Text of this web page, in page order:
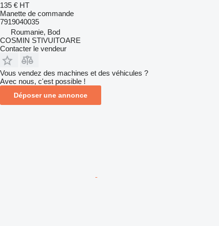
135 € HT
Manette de commande
7919040035
Roumanie, Bod
COSMIN STIVUITOARE
Contacter le vendeur
Vous vendez des machines et des véhicules ?
Avec nous, c'est possible !
Déposer une annonce